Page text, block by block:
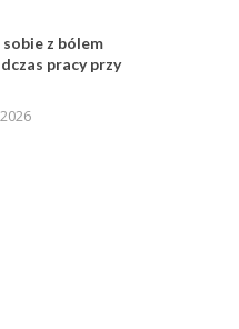
z bólem
pracy przy